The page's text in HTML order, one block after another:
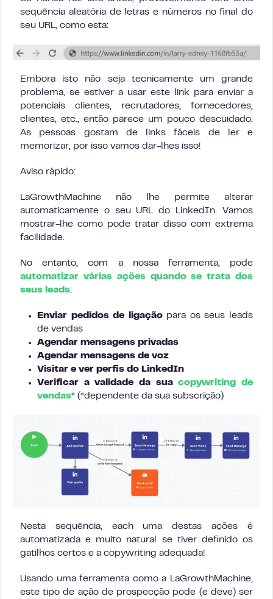
sequência aleatória de letras e números no final do
seu URL, como esta:
Embora isto não seja tecnicamente um grande
problema, se estiver a usar este link para enviar a
potenciais clientes, recrutadores, fornecedores,
clientes, etc., então parece um pouco descuidado.
As pessoas gostam de links fáceis de ler e
memorizar, por isso vamos dar-lhes isso!
Aviso rápido:
LaGrowthMachine não lhe permite alterar
automaticamente o seu URL do LinkedIn. Vamos
mostrar-lhe como pode tratar disso com extrema
facilidade.
No entanto, com a nossa ferramenta, pode
automatizar várias ações quando se trata dos
seus leads:
Enviar pedidos de ligaçãopara os seus leads
de vendas
Agendar mensagens privadas
Agendar mensagens de voz
Visitar e ver perfis do LinkedIn
Verificar a validade da suacopywriting de
vendas* (*dependente da sua subscrição)
Nesta sequência, each uma destas ações é
automatizada e muito natural se tiver definido os
gatilhos certos e a copywriting adequada!
Usando uma ferramenta como a LaGrowthMachine,
este tipo de ação de prospecção pode (e deve) ser